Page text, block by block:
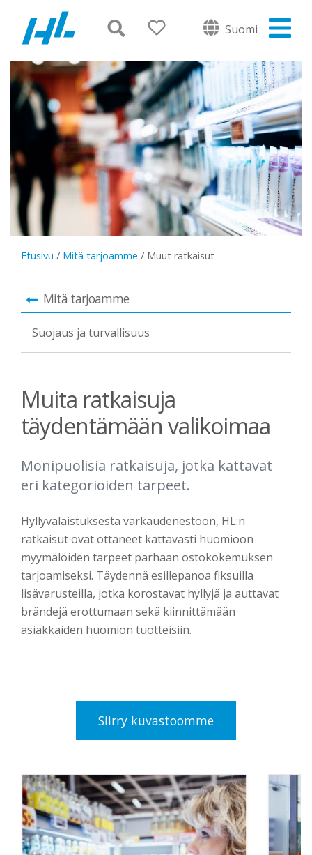
Suomi
Etusivu / Mitä tarjoamme / Muut ratkaisut
Mitä tarjoamme
Suojaus ja turvallisuus
Muita ratkaisuja
täydentämään valikoimaa
Monipuolisia ratkaisuja, jotka kattavat
eri kategorioiden tarpeet.
Hyllyvalaistuksesta varkaudenestoon, HL:n
ratkaisut ovat ottaneet kattavasti huomioon
myymälöiden tarpeet parhaan ostokokemuksen
tarjoamiseksi. Täydennä esillepanoa fiksuilla
lisävarusteilla, jotka korostavat hyllyjä ja auttavat
brändejä erottumaan sekä kiinnittämään
asiakkaiden huomion tuotteisiin.
Siirry kuvastoomme